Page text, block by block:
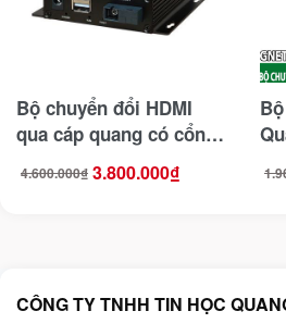
Bộ chuyển đổi HDMI
qua cáp quang có cổng
USB HO-LINK HL-HDMI-
1USB-20TR
4.600.000₫
Giá
gốc 3.800.000₫
Giá
hiện Giá
gốc
Giá
CÔNG TY TNHH TIN HỌC